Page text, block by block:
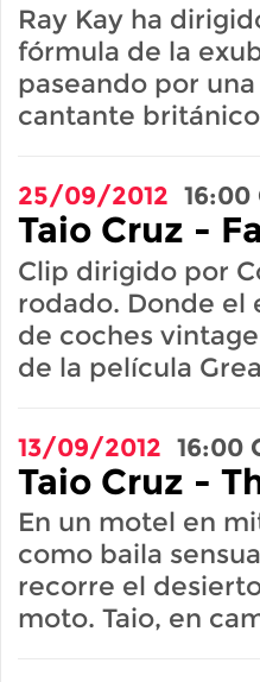
Ray Kay ha
fórmula de la
paseando por
cantante
25/09/2012 16:00
Taio Cruz -
Clip dirigido por
rodado. Donde el
de coches
de la película
13/09/2012 16:00
Taio Cruz -
En un motel en
como baila
recorre el
moto. Taio, en